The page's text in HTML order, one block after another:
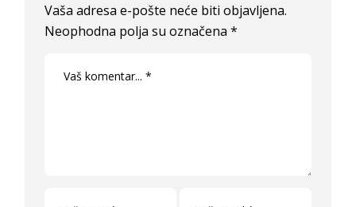
Vaša adresa e-pošte neće biti objavljena.
Neophodna polja su označena*